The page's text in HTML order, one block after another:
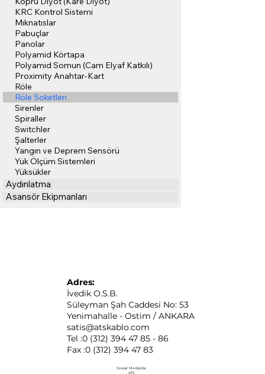
KRC Kontrol Sistemi
Mıknatıslar
Pabuçlar
Panolar
Polyamid Körtapa
Polyamid Somun (Cam Elyaf Katkılı)
Proximity Anahtar-Kart
Röle
Röle Soketleri
Sirenler
Spiraller
Switchler
Şalterler
Yangın ve Deprem Sensörü
Yük Ölçüm Sistemleri
Yüksükler
Aydınlatma
Asansör Ekipmanları
Adres:
İvedik O.S.B.
Süleyman Şah Caddesi No: 53
Yenimahalle - Ostim / ANKARA
satis@atskablo.com
Tel :0 (312) 394 47 85 - 86
Fax :0 (312) 394 47 83
Sosyal Medya'da
ATS